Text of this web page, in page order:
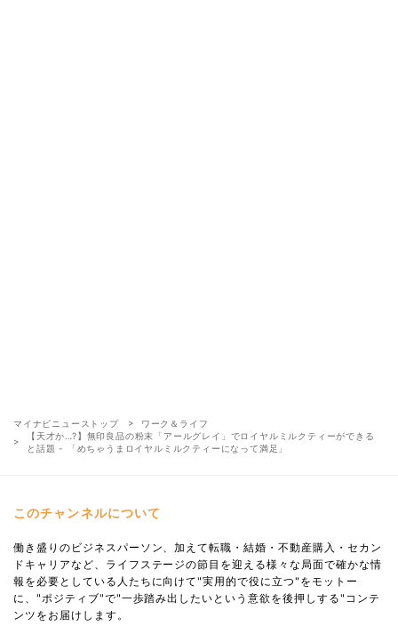
マイナビニューストップ
ワーク＆ライフ
【天才か…?】無印良品の粉末「アールグレイ」でロイヤルミルクティーができる
と話題 - 「めちゃうまロイヤルミルクティーになって満足」
このチャンネルについて
働き盛りのビジネスパーソン、加えて転職・結婚・不動産購入・セカン
ドキャリアなど、ライフステージの節目を迎える様々な局面で確かな情
報を必要としている人たちに向けて"実用的で役に立つ"をモットー
に、"ポジティブ"で"一歩踏み出したいという意欲を後押しする"コンテ
ンツをお届けします。